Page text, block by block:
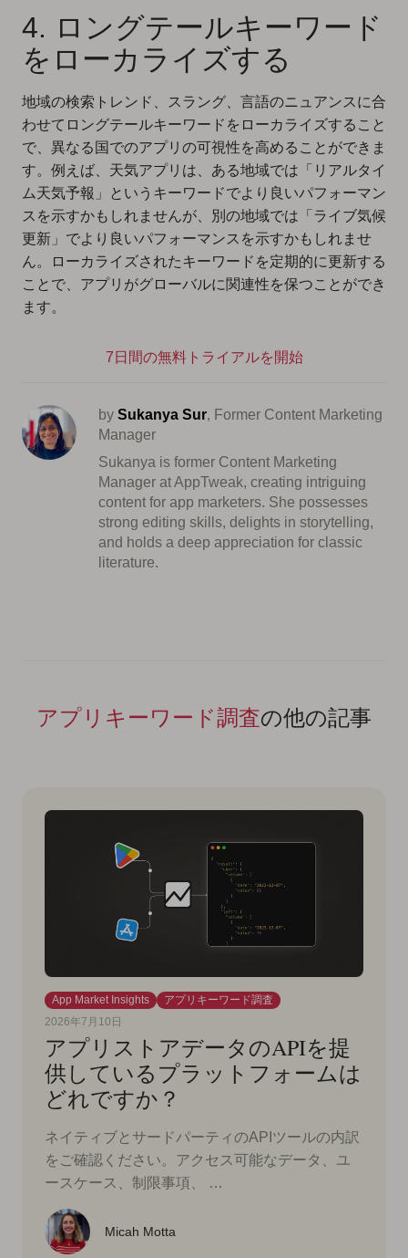
4. ロングテールキーワード
をローカライズする
地域の検索トレンド、スラング、言語のニュアンスに合
わせてロングテールキーワードをローカライズすること
で、異なる国でのアプリの可視性を高めることができま
す。例えば、天気アプリは、ある地域では「リアルタイ
ム天気予報」というキーワードでより良いパフォーマン
スを示すかもしれませんが、別の地域では「ライブ気候
更新」でより良いパフォーマンスを示すかもしれませ
ん。ローカライズされたキーワードを定期的に更新する
ことで、アプリがグローバルに関連性を保つことができ
ます。
7日間の無料トライアルを開始
by Sukanya Sur, Former Content Marketing
Manager
Sukanya is former Content Marketing
Manager at AppTweak, creating intriguing
content for app marketers. She possesses
strong editing skills, delights in storytelling,
and holds a deep appreciation for classic
literature.
アプリキーワード調査の他の記事
App Market Insights
アプリキーワード調査
2026年7月10日
アプリストアデータのAPIを提
供しているプラットフォームは
どれですか？
ネイティブとサードパーティのAPIツールの内訳
をご確認ください。アクセス可能なデータ、ユ
ースケース、制限事項、 …
Micah Motta